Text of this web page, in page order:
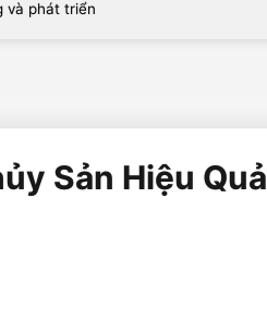
và phát triển
Sản Hiệu Quả